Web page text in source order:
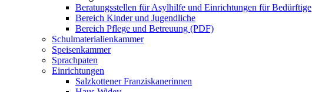
Beratungsstellen für Asylhilfe und Einrichtungen für Bedürftige
Bereich Kinder und Jugendliche
Bereich Pflege und Betreuung (PDF)
Schulmaterialienkammer
Speisenkammer
Sprachpaten
Einrichtungen
Salzkottener Franziskanerinnen